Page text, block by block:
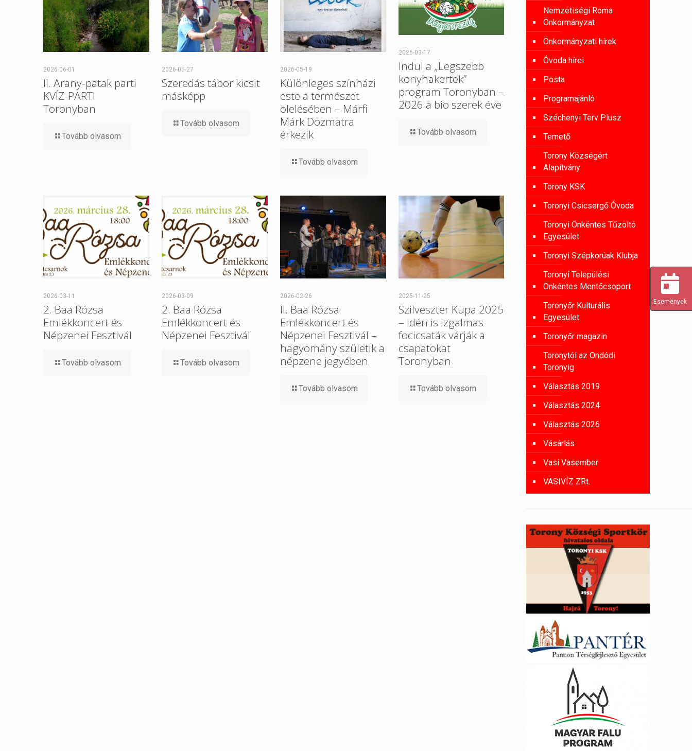
2026-06-01
II. Arany-patak parti
KVÍZ-PARTI
Toronyban
Tovább olvasom
2026-05-27
Szeredás tábor kicsit
másképp
Tovább olvasom
2026-05-19
Különleges színházi
este a természet
ölelésében – Márfi
Márk Dozmatra
érkezik
Tovább olvasom
2026-03-17
Indul a „Legszebb
konyhakertek”
program Toronyban –
2026 a bio szerek éve
Tovább olvasom
2026-03-11
2. Baa Rózsa
Emlékkoncert és
Népzenei Fesztivál
Tovább olvasom
2026-03-09
2. Baa Rózsa
Emlékkoncert és
Népzenei Fesztivál
Tovább olvasom
2026-02-26
II. Baa Rózsa
Emlékkoncert és
Népzenei Fesztivál –
hagyomány születik a
népzene jegyében
Tovább olvasom
2025-11-25
​Szilveszter Kupa 2025
– Idén is izgalmas
focicsaták várják a
csapatokat
Toronyban
Tovább olvasom
Nemzetiségi Roma
Önkormányzat
Önkormányzati hírek
Óvoda hírei
Posta
Programajánló
Széchenyi Terv Plusz
Temető
Torony Községért
Alapítvány
Torony KSK
Toronyi Csicsergő Óvoda
Toronyi Önkéntes Tűzoltó
Egyesület
Toronyi Szépkorúak Klubja
Toronyi Települési
Önkéntes Mentőcsoport
Toronyőr Kulturális
Egyesület
Toronyőr magazin
Toronytól az Ondódi
Toronyig
Választás 2019
Választás 2024
Választás 2026
Vásárlás
Vasi Vasember
VASIVÍZ ZRt.
Események